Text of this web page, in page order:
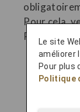
Pour cela,
Le site
améliorer
Pour plus
Politique